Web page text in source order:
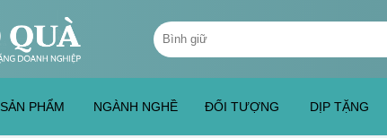
Tìm
kiếm:
SẢN PHẨM NGÀNH NGHỀ ĐỐI TƯỢNG DỊP TẶNG